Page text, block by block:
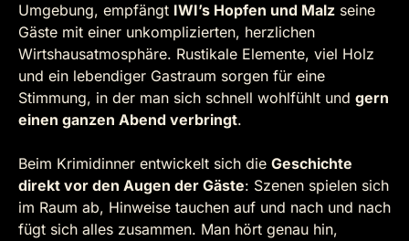
Umgebung, empfängt IWI’s Hopfen und Malz seine
Gäste mit einer unkomplizierten, herzlichen
Wirtshausatmosphäre. Rustikale Elemente, viel Holz
und ein lebendiger Gastraum sorgen für eine
Stimmung, in der man sich schnell wohlfühlt und gern
einen ganzen Abend verbringt.
Beim Krimidinner entwickelt sich die Geschichte
direkt vor den Augen der Gäste: Szenen spielen sich
im Raum ab, Hinweise tauchen auf und nach und nach
fügt sich alles zusammen. Man hört genau hin,